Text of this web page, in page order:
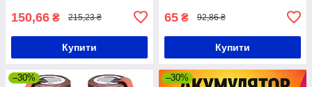
150,66 ₴ 215,23 ₴
Купити
65 ₴ 92,86 ₴
Купити
–30% –30%